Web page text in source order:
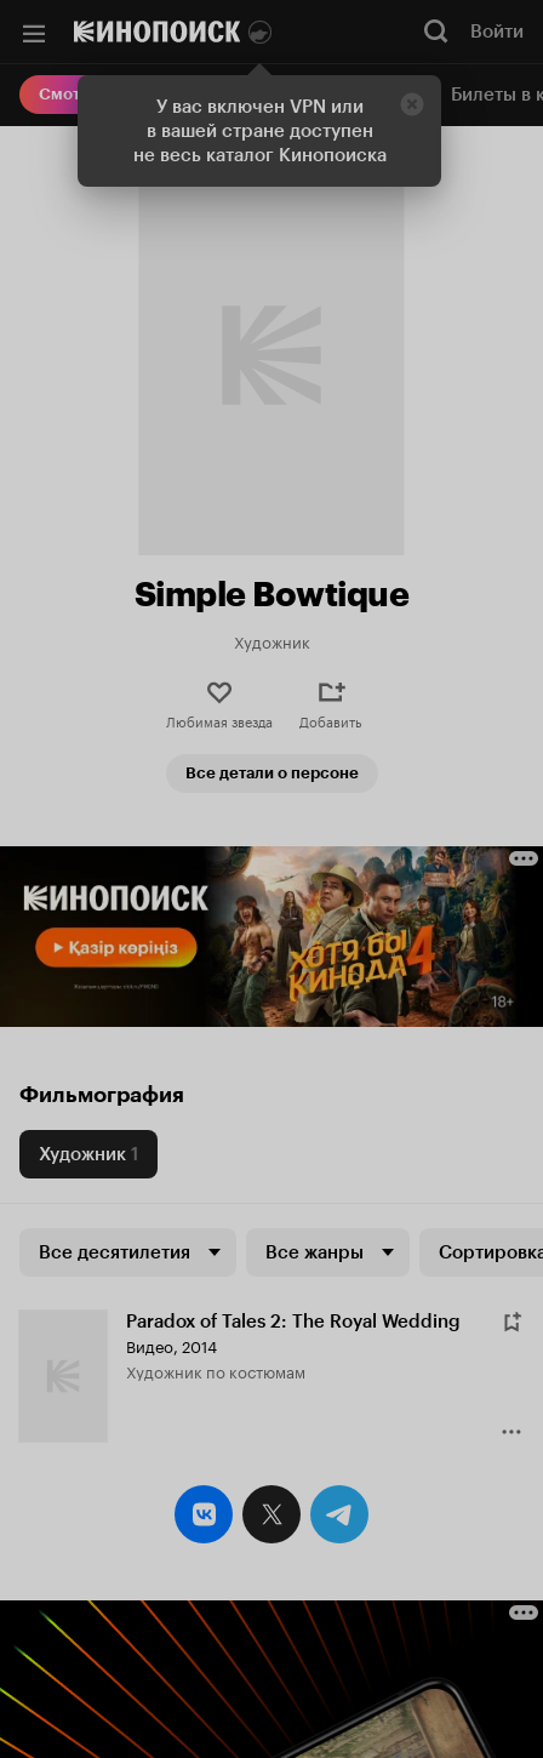
У вас включен VPN или
в вашей стране доступен
не весь каталог Кинопоиска
Войти
Смотреть кино Онлайн-кинотеатр Билеты в
Simple Bowtique
Художник
Любимая звезда Добавить
Все детали о персоне
Фильмография
Художник 1
Все десятилетия Все жанры
Paradox of Tales 2: The Royal Wedding
Видео, 2014
Художник по костюмам